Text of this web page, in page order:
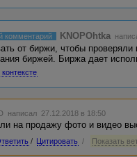
комментарий KNOPOhtka
от биржи, чтобы
биржей. Биржа дает
контексте
написал 27.12.2018 в 18:50
на продажу фото и видео
/ Цитировать / Показать